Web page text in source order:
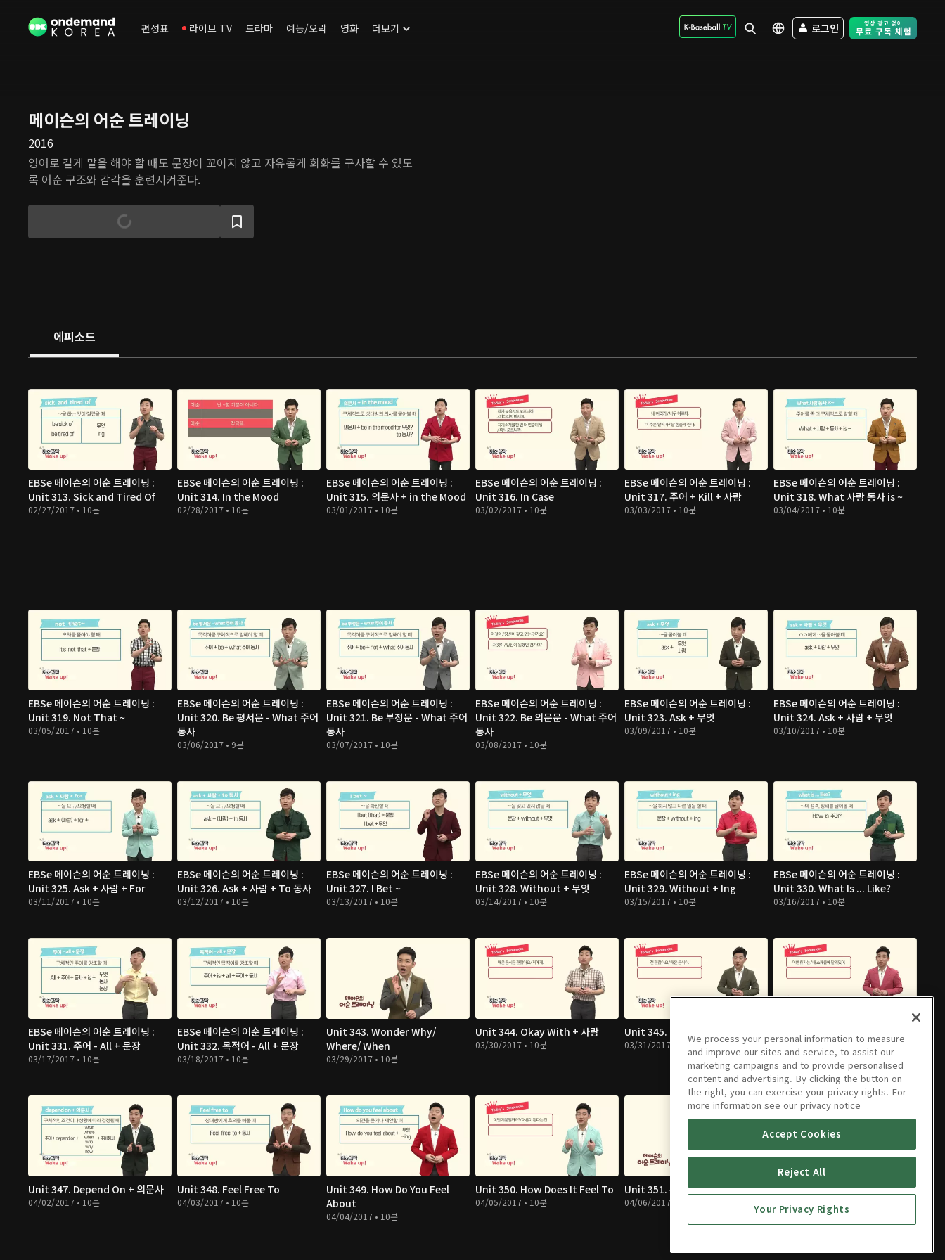
편성표 라이브 TV 드라마 예능/오락 영화 더보기 로그인 Free Trial -
메이슨의 어순 트레이닝
2016
영어로 길게 말을 해야 할 때도 문장이 꼬이지 않고 자유롭게 회화를 구사할 수 있도
록 어순 구조와 감각을 훈련시켜준다.
에피소드
EBSe 메이슨의 어순 트레이닝 :
Unit 313. Sick and Tired Of
02/27/2017 • 10분
EBSe 메이슨의 어순 트레이닝 :
Unit 314. In the Mood
02/28/2017 • 10분
EBSe 메이슨의 어순 트레이닝 :
Unit 315. 의문사 + in the Mood
03/01/2017 • 10분
EBSe 메이슨의 어순 트레이닝 :
Unit 316. In Case
03/02/2017 • 10분
EBSe 메이슨의 어순 트레이닝 :
Unit 317. 주어 + Kill + 사람
03/03/2017 • 10분
EBSe 메이슨의 어순 트레이닝 :
Unit 318. What 사람 동사 is ~
03/04/2017 • 10분
EBSe 메이슨의 어순 트레이닝 :
Unit 319. Not That ~
03/05/2017 • 10분
EBSe 메이슨의 어순 트레이닝 :
Unit 320. Be 평서문 - What 주어
동사
03/06/2017 • 9분
EBSe 메이슨의 어순 트레이닝 :
Unit 321. Be 부정문 - What 주어
동사
03/07/2017 • 10분
EBSe 메이슨의 어순 트레이닝 :
Unit 322. Be 의문문 - What 주어
동사
03/08/2017 • 10분
EBSe 메이슨의 어순 트레이닝 :
Unit 323. Ask + 무엇
03/09/2017 • 10분
EBSe 메이슨의 어순 트레이닝 :
Unit 324. Ask + 사람 + 무엇
03/10/2017 • 10분
EBSe 메이슨의 어순 트레이닝 :
Unit 325. Ask + 사람 + For
03/11/2017 • 10분
EBSe 메이슨의 어순 트레이닝 :
Unit 326. Ask + 사람 + To 동사
03/12/2017 • 10분
EBSe 메이슨의 어순 트레이닝 :
Unit 327. I Bet ~
03/13/2017 • 10분
EBSe 메이슨의 어순 트레이닝 :
Unit 328. Without + 무엇
03/14/2017 • 10분
EBSe 메이슨의 어순 트레이닝 :
Unit 329. Without + Ing
03/15/2017 • 10분
EBSe 메이슨의 어순 트레이닝 :
Unit 330. What Is ... Like?
03/16/2017 • 10분
EBSe 메이슨의 어순 트레이닝 :
Unit 331. 주어 - All + 문장
03/17/2017 • 10분
EBSe 메이슨의 어순 트레이닝 :
Unit 332. 목적어 - All + 문장
03/18/2017 • 10분
Unit 343. Wonder Why/
Where/ When
03/29/2017 • 10분
Unit 344. Okay With + 사람
03/30/2017 • 10분
Unit 345. Okay With + 무엇
03/31/2017 • 10분
Unit 346. Depend On + 무엇
04/01/2017 • 10분
Unit 347. Depend On + 의문사
04/02/2017 • 10분
Unit 348. Feel Free To
04/03/2017 • 10분
Unit 349. How Do You Feel
About
04/04/2017 • 10분
Unit 350. How Does It Feel To
04/05/2017 • 10분
Unit 351. 부사 Just - 시간
04/06/2017 • 10분
Unit 352. 부사 Just - 상황
We process your personal information to measure
and improve our sites and service, to assist our
marketing campaigns and to provide personalised
content and advertising. By clicking the button on
the right, you can exercise your privacy rights. For
more information see our privacy notice
Accept Cookies
Reject All
Your Privacy Rights